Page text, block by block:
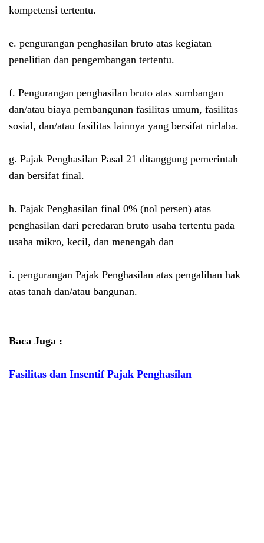
kompetensi tertentu.
e. pengurangan penghasilan bruto atas kegiatan
penelitian dan pengembangan tertentu.
f. Pengurangan penghasilan bruto atas sumbangan
dan/atau biaya pembangunan fasilitas umum, fasilitas
sosial, dan/atau fasilitas lainnya yang bersifat nirlaba.
g. Pajak Penghasilan Pasal 21 ditanggung pemerintah
dan bersifat final.
h. Pajak Penghasilan final 0% (nol persen) atas
penghasilan dari peredaran bruto usaha tertentu pada
usaha mikro, kecil, dan menengah dan
i. pengurangan Pajak Penghasilan atas pengalihan hak
atas tanah dan/atau bangunan.
Baca Juga :
Fasilitas dan Insentif Pajak Penghasilan